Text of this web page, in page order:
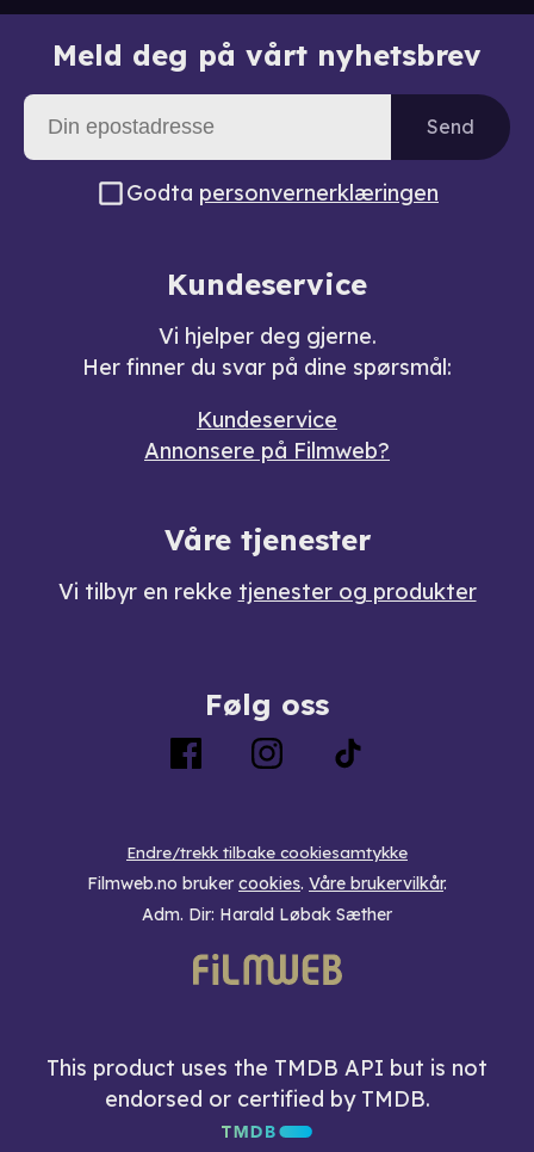
Meld deg på vårt nyhetsbrev
Send
Godta personvernerklæringen
Kundeservice
Vi hjelper deg gjerne.
Her finner du svar på dine spørsmål:
Kundeservice
Annonsere på Filmweb?
Våre tjenester
Vi tilbyr en rekke tjenester og produkter
Følg oss
Endre/trekk tilbake cookiesamtykke
Filmweb.no bruker cookies. Våre brukervilkår.
Adm. Dir: Harald Løbak Sæther
This product uses the TMDB API but is not
endorsed or certified by TMDB.